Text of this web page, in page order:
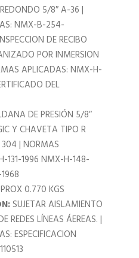
REDONDO 5/8″ A-36 |
NMX-B-254-
DE RECIBO
POR INMERSION
APLICADAS: NMX-H-
DEL
DE PRESIÓN 5/8″
Y CHAVETA TIPO R
304 | NORMAS
131-1996 NMX-H-148-
0.770 KGS
SUJETAR AISLAMIENTO
REDES LÍNEAS ÁEREAS. |
ESPECIFICACION